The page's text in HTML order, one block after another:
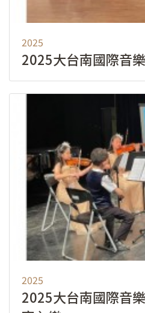
2025
2025大台南國際音
2025
2025大台南國際音